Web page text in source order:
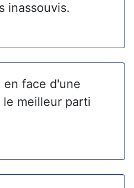
inassouvis.
en face d'une
meilleur parti